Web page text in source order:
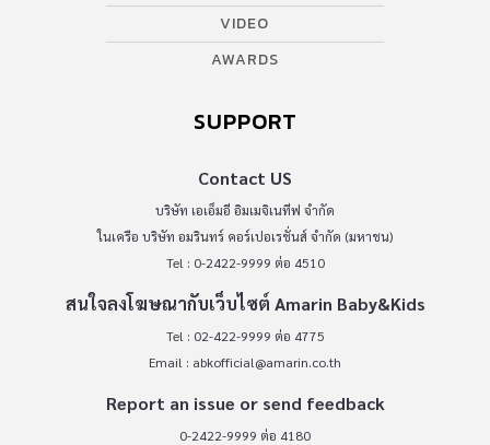
VIDEO
AWARDS
SUPPORT
Contact US
บริษัท เอเอ็มอี อิมเมจิเนทีฟ จำกัด
ในเครือ บริษัท อมรินทร์ คอร์เปอเรชั่นส์ จำกัด (มหาชน)
Tel : 0-2422-9999 ต่อ 4510
สนใจลงโฆษณากับเว็บไซต์ Amarin Baby&Kids
Tel : 02-422-9999 ต่อ 4775
Email : abkofficial@amarin.co.th
Report an issue or send feedback
0-2422-9999 ต่อ 4180